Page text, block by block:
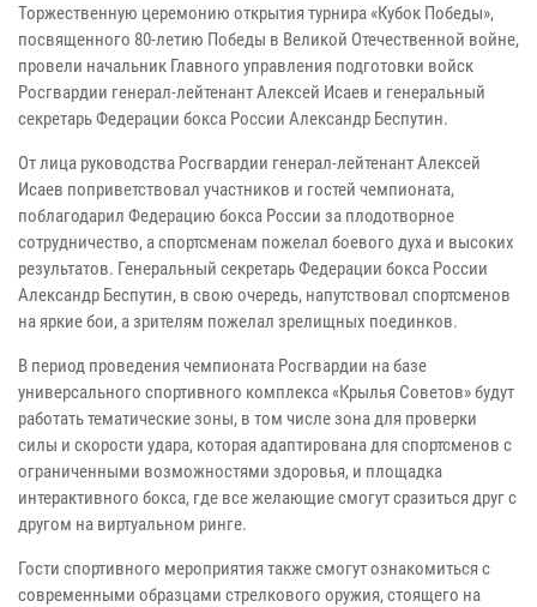
Торжественную церемонию открытия турнира «Кубок Победы»,
посвященного 80-летию Победы в Великой Отечественной войне,
провели начальник Главного управления подготовки войск
Росгвардии генерал-лейтенант Алексей Исаев и генеральный
секретарь Федерации бокса России Александр Беспутин.
От лица руководства Росгвардии генерал-лейтенант Алексей
Исаев поприветствовал участников и гостей чемпионата,
поблагодарил Федерацию бокса России за плодотворное
сотрудничество, а спортсменам пожелал боевого духа и высоких
результатов. Генеральный секретарь Федерации бокса России
Александр Беспутин, в свою очередь, напутствовал спортсменов
на яркие бои, а зрителям пожелал зрелищных поединков.
В период проведения чемпионата Росгвардии на базе
универсального спортивного комплекса «Крылья Советов» будут
работать тематические зоны, в том числе зона для проверки
силы и скорости удара, которая адаптирована для спортсменов с
ограниченными возможностями здоровья, и площадка
интерактивного бокса, где все желающие смогут сразиться друг с
другом на виртуальном ринге.
Гости спортивного мероприятия также смогут ознакомиться с
современными образцами стрелкового оружия, стоящего на